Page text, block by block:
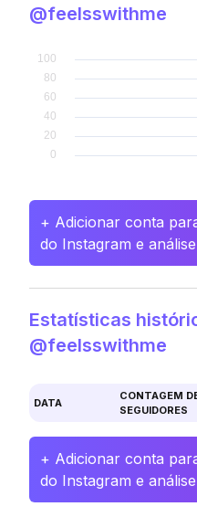
@feelsswithme
+ Adicionar conta
do Instagram e
Estatísticas
@feelsswithme
DATA
CONTAGEM
SEGUIDORES
+ Adicionar conta
do Instagram e